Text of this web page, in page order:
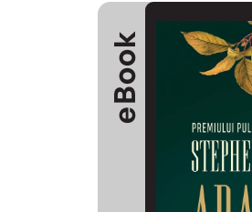
eBook